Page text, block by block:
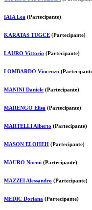
IAIA Lea (Partecipante)
KARATAS TUGCE (Partecipante)
LAURO Vittorio (Partecipante)
LOMBARDO Vincenzo
MANINI Daniele (Partecipante)
MARENGO Elisa (Partecipante)
MARTELLI Alberto (Partecipante)
MASON ELOHEH (Partecipante)
MAURO Noemi (Partecipante)
MAZZEI Alessandro (Partecipante)
MEDIC Doriana (Partecipante)